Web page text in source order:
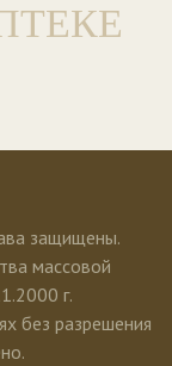
защищены.
массовой
г.
без разрешения